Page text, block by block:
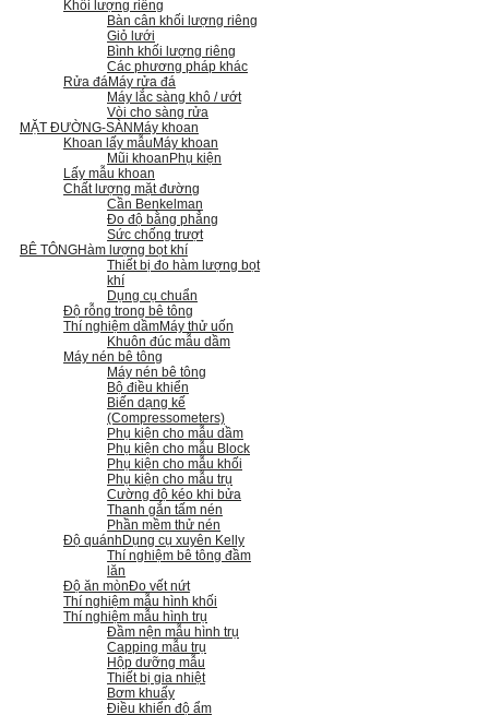
Khối lượng riêng
Bàn cân khối lượng riêng
Giỏ lưới
Bình khối lượng riêng
Các phương pháp khác
Rửa đáMáy rửa đá
Máy lắc sàng khô / ướt
Vòi cho sàng rửa
MẶT ĐƯỜNG-SÀN Máy khoan
Khoan lấy mẫu Máy khoan
Mũi khoan Phụ kiện
Lấy mẫu khoan
Chất lượng mặt đường
Cần Benkelman
Đo độ bằng phẳng
Sức chống trượt
BÊ TÔNGHàm lượng bọt khí
Thiết bị đo hàm lượng bọt
khí
Dụng cụ chuẩn
Độ rỗng trong bê tông
Thí nghiệm dầmMáy thử uốn
Khuôn đúc mẫu dầm
Máy nén bê tông
Máy nén bê tông
Bộ điều khiển
Biến dạng kế
(Compressometers)
Phụ kiện cho mẫu dầm
Phụ kiện cho mẫu Block
Phụ kiện cho mẫu khối
Phụ kiện cho mẫu trụ
Cường độ kéo khi bửa
Thanh gắn tấm nén
Phần mềm thử nén
Độ quánh Dụng cụ xuyên Kelly
Thí nghiệm bê tông đầm
lăn
Độ ăn mònĐo vết nứt
Thí nghiệm mẫu hình khối
Thí nghiệm mẫu hình trụ
Đầm nện mẫu hình trụ
Capping mẫu trụ
Hộp dưỡng mẫu
Thiết bị gia nhiệt
Bơm khuấy
Điều khiển độ ẩm